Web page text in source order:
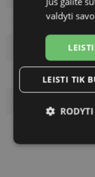
Frame color
Customer group
valdyti
LEISTI TIK
slapukai